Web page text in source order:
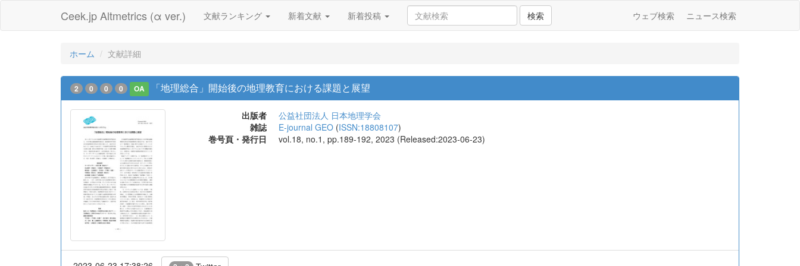
Ceek.jp Altmetrics (α ver.) 文献ランキング 新着文献 新着投稿 検索 ウェブ検索 ニュース検索
ホーム 文献詳細
2 0 0 0 OA 「地理総合」開始後の地理教育における課題と展望
出版者
公益社団法人 日本地理学会
雑誌
E-journal GEO (ISSN:18808107)
巻号頁・発行日
vol.18, no.1, pp.189-192, 2023 (Released:2023-06-23)